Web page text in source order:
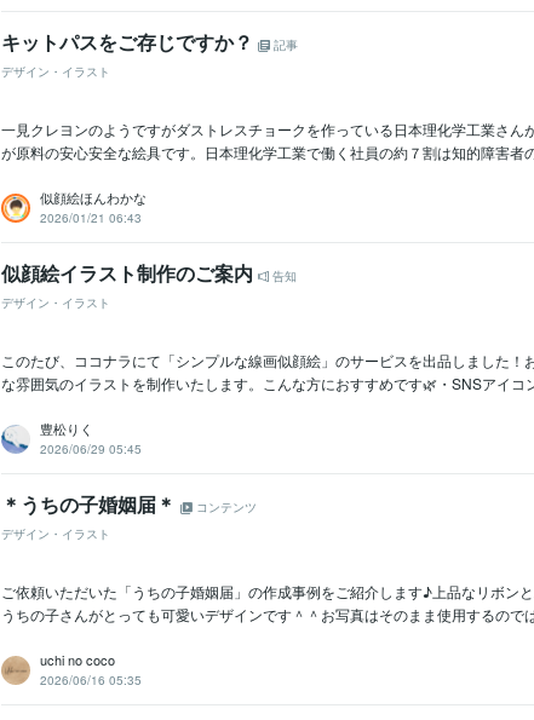
キットパスをご存じですか？
記事
デザイン・イラスト
一見クレヨンのようですがダストレスチョークを作っている日本理化学工業さん
が原料の安心安全な絵具です。日本理化学工業で働く社員の約７割は知的障害者
似顔絵ほんわかな
2026/01/21 06:43
似顔絵イラスト制作のご案内
告知
デザイン・イラスト
このたび、ココナラにて「シンプルな線画似顔絵」のサービスを出品しました
な雰囲気のイラストを制作いたします。こんな方におすすめです🌿・SNSアイコ
豊松りく
2026/06/29 05:45
＊うちの子婚姻届＊
コンテンツ
デザイン・イラスト
ご依頼いただいた「うちの子婚姻届」の作成事例をご紹介します♪上品なリボン
うちの子さんがとっても可愛いデザインです＾＾お写真はそのまま使用するので
uchi no coco
2026/06/16 05:35